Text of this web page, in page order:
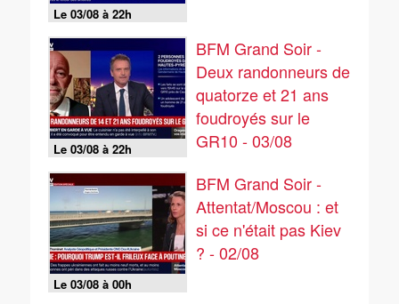
Le 03/08 à 22h
Le 03/08 à 22h
BFM Grand Soir -
Deux randonneurs de
quatorze et 21 ans
foudroyés sur le
GR10 - 03/08
Le 03/08 à 00h
BFM Grand Soir -
Attentat/Moscou : et
si ce n'était pas Kiev
? - 02/08